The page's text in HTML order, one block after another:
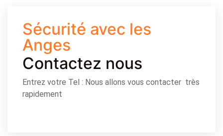
Sécurité avec les
Anges
Contactez nous
Entrez votre Tel : Nous allons vous contacter très
rapidement